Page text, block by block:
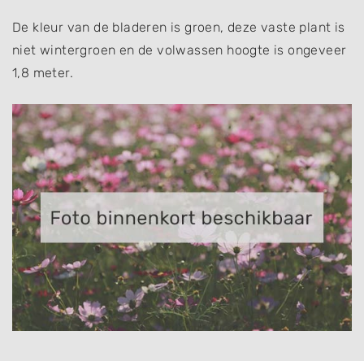
De kleur van de bladeren is groen, deze vaste plant is
niet wintergroen en de volwassen hoogte is ongeveer
1,8 meter.